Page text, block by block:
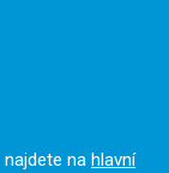
najdete na hlavní